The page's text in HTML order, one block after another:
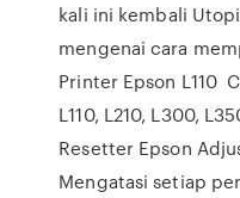
kali ini kembali
mengenai cara
Printer Epson L110
L110, L210, L300,
Resetter Epson
Mengatasi setiap